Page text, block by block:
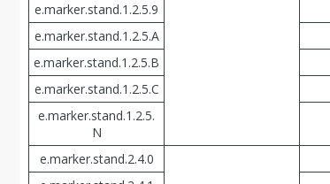
e.marker.stand.1.2.5.9
e.marker.stand.1.2.5.A
e.marker.stand.1.2.5.В
e.marker.stand.1.2.5.С
e.marker.stand.1.2.5.
N
e.marker.stand.2.4.0